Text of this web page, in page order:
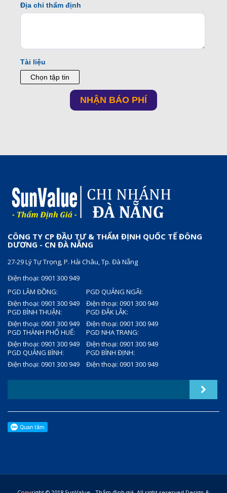
CÔNG TY CP ĐẦU TƯ & THẨM ĐỊNH QUỐC TẾ ĐÔNG
DƯƠNG - CN ĐÀ NẴNG
27-29 Lý Tự Trọng, P. Hải Châu, Tp. Đà Nẵng
Điện thoại: 0901 300 949
PGD LÂM ĐỒNG:
Điện thoại: 0901 300 949
PGD QUẢNG NGÃI:
Điện thoại: 0901 300 949
PGD BÌNH THUẬN:
Điện thoại: 0901 300 949
PGD ĐẮK LẮK:
Điện thoại: 0901 300 949
PGD THÀNH PHỐ HUẾ:
Điện thoại: 0901 300 949
PGD NHA TRANG:
Điện thoại: 0901 300 949
PGD QUẢNG BÌNH:
Điện thoại: 0901 300 949
PGD BÌNH ĐỊNH:
Điện thoại: 0901 300 949